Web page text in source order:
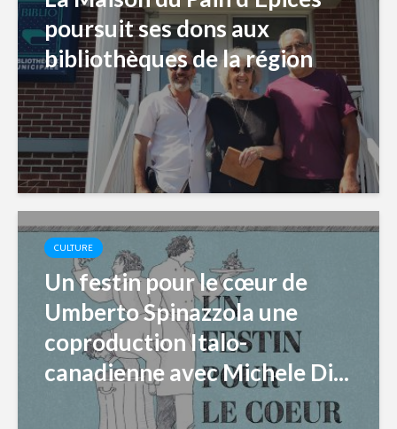
poursuit ses dons aux
bibliothèques de la région
CULTURE
Un festin pour le cœur de
Umberto Spinazzola une
coproduction Italo-
canadienne avec Michele Di...